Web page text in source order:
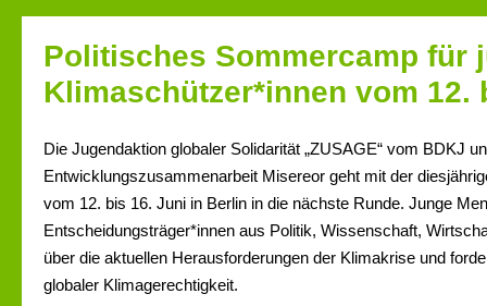
Politisches Sommercamp für
Klimaschützer*innen vom 12.
Die Jugendaktion globaler Solidarität „ZUSAGE“ vom BDKJ
Entwicklungszusammenarbeit Misereor geht mit der
vom 12. bis 16. Juni in Berlin in die nächste Runde. Junge
Entscheidungsträger*innen aus Politik, Wissenschaft,
über die aktuellen Herausforderungen der Klimakrise und
globaler Klimagerechtigkeit.